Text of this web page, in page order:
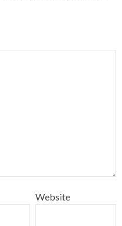
Website